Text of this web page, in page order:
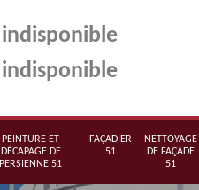
indisponible
indisponible
PEINTURE ET
DÉCAPAGE DE
PERSIENNE 51
FAÇADIER
51
NETTOYAGE
DE FAÇADE
51